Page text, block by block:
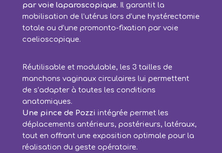
par voie laparoscopique. Il garantit la
mobilisation de l’utérus lors d’une hystérectomie
totale ou d’une promonto-fixation par voie
coelioscopique.
Réutilisable et modulable, les 3 tailles de
manchons vaginaux circulaires lui permettent
de s’adapter à toutes les conditions
anatomiques.
Une pince de Pozzi intégrée permet les
déplacements antérieurs, postérieurs, latéraux,
tout en offrant une exposition optimale pour la
réalisation du geste opératoire.